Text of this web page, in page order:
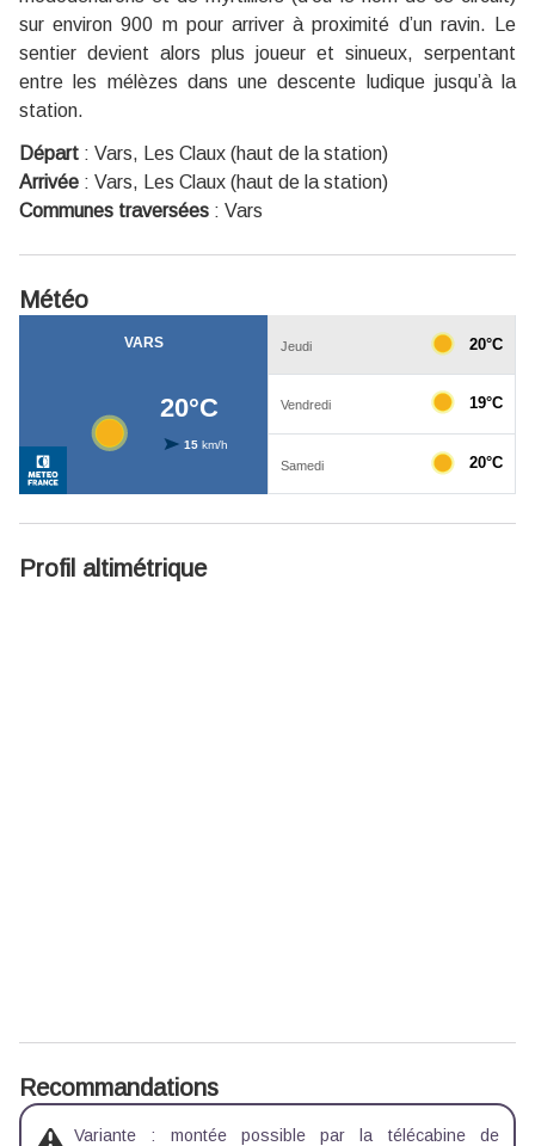
sur environ 900 m pour arriver à proximité d’un ravin. Le
sentier devient alors plus joueur et sinueux, serpentant
entre les mélèzes dans une descente ludique jusqu’à la
station.
Départ : Vars, Les Claux (haut de la station)
Arrivée : Vars, Les Claux (haut de la station)
Communes traversées : Vars
Météo
Profil altimétrique
Recommandations
Variante : montée possible par la télécabine de